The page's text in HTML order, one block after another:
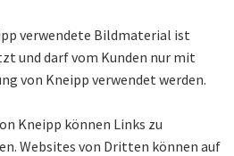
verwendete Bildmaterial ist
und darf vom Kunden nur mit
von Kneipp verwendet werden.
Kneipp können Links zu
Websites von Dritten können auf